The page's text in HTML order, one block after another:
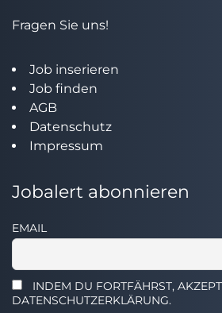
Fragen Sie uns!
Job inserieren
Job finden
AGB
Datenschutz
Impressum
Jobalert abonnieren
EMAIL
INDEM DU FORTFÄHRST,
DATENSCHUTZERKLÄRUNG.